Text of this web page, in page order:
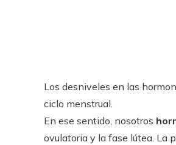
Los desniveles en las
ciclo menstrual.
En ese sentido, nosotros
ovulatoria y la fase lútea. La